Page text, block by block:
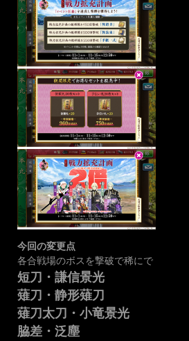
今回の変更点
各合戦場のボスを撃破で稀にで
短刀・謙信景光
薙刀・静形薙刀
薙刀太刀・小竜景光
脇差・泛塵